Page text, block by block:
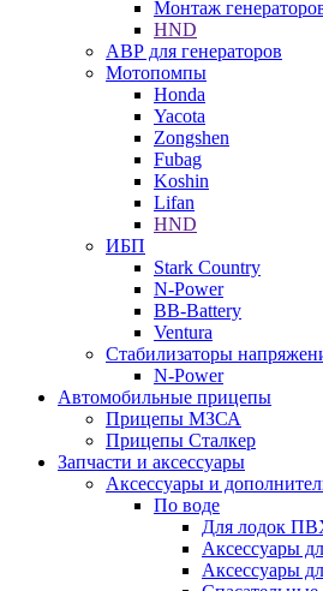
Монтаж
HND
АВР для генераторов
Мотопомпы
Honda
Yacota
Zongshen
Fubag
Koshin
Lifan
HND
ИБП
Stark Country
N-Power
BB-Battery
Ventura
Стабилизаторы
N-Power
Автомобильные прицепы
Прицепы МЗСА
Прицепы Сталкер
Запчасти и аксессуары
Аксессуары и
По воде
Для лодок
Аксессуары
Аксессуары